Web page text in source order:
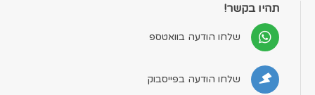
תהיו בקשר!
שלחו הודעה בוואטספ
שלחו הודעה בפייסבוק